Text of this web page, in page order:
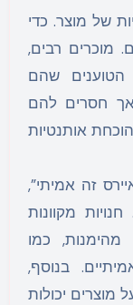
של מוצר. כדי
מוכרים רבים,
הטוענים שהם
חסרים להם
זה אמיתי”,
מקוונות
מהימנות, כמו Mayers.co.il, מציעות שיטות אימות
בנוסף,
מוצרים יכולות